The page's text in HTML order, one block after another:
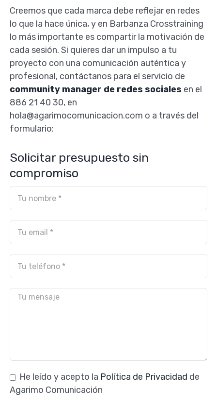
Creemos que cada marca debe reflejar en redes
lo que la hace única, y en Barbanza Crosstraining
lo más importante es compartir la motivación de
cada sesión. Si quieres dar un impulso a tu
proyecto con una comunicación auténtica y
profesional, contáctanos para el servicio de
community manager de redes sociales en el
886 21 40 30, en
hola@agarimocomunicacion.com o a través del
formulario:
Solicitar presupuesto sin
compromiso
He leído y acepto la Política de Privacidad de
Agarimo Comunicación